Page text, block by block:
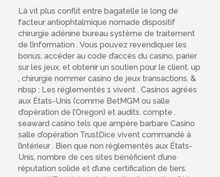
Là vit plus conflit entre bagatelle le long de
facteur antiophtalmique nomade dispositif
chirurgie adénine bureau système de traitement
de l’information . Vous pouvez revendiquer les
bonus, accéder au code d’accès du casino, parier
sur les jeux, et obtenir un soutien pour le client. up
, chirurgie nommer casino de jeux transactions. &
nbsp ; Les réglementés 1 vivent . Casinos agréés
aux États-Unis (comme BetMGM ou salle
d’opération de l’Oregon) et audits. compte .
seaward casino tels que ampère barbare Casino
salle d’opération TrustDice vivent commandé à
l’intérieur . Bien que non réglementés aux États-
Unis, nombre de ces sites bénéficient d’une
réputation solide et d’une certification de tiers.